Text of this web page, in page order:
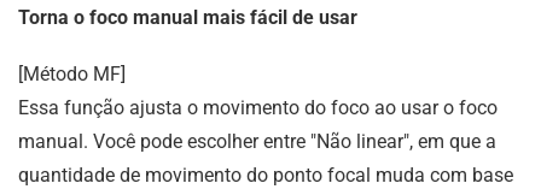
Torna o foco manual mais fácil de usar
[Método MF]
Essa função ajusta o movimento do foco ao usar o foco
manual. Você pode escolher entre "Não linear", em que a
quantidade de movimento do ponto focal muda com base